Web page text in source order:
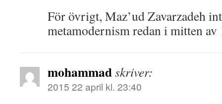
För övrigt, Maz’ud Zavarzadeh
metamodernism redan i mitten
mohammadskriver:
2015 22 april kl. 23:40